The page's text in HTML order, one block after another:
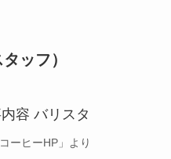
ッフ）
ーヒーHP」より